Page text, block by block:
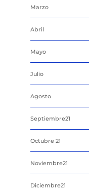
Marzo
Abril
Mayo
Julio
Agosto
Septiembre21
Octubre 21
Noviembre21
Diciembre21